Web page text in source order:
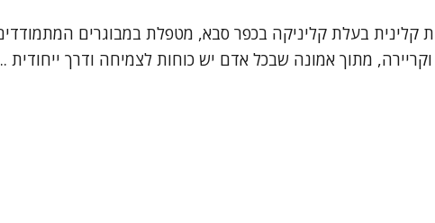
קלינית בעלת קליניקה בכפר סבא, מטפלת במבוגרים
מתוך אמונה שבכל אדם יש כוחות לצמיחה ודרך ייחודית